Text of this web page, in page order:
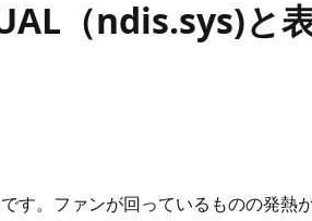
（ndis.sys)と
。ファンが回っているものの発